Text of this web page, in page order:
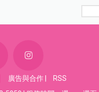
廣告與合作
RSS